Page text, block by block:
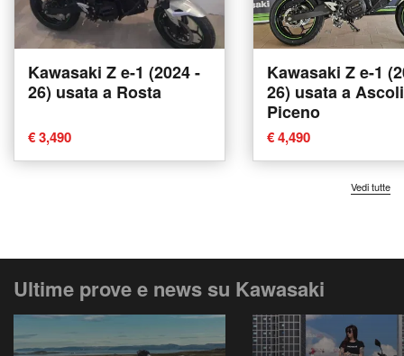
Kawasaki Z e-1 (2024 -
26) usata a Rosta
€ 3,490
Kawasaki Z e-1
26) usata a Ascoli
Piceno
€ 4,490
Vedi tutte
Ultime prove e news su Kawasaki